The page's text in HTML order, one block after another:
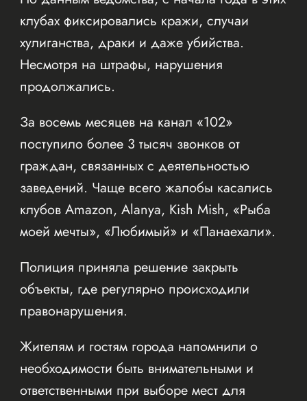
клубах фиксировались кражи, случаи
хулиганства, драки и даже убийства.
Несмотря на штрафы, нарушения
продолжались.
За восемь месяцев на канал «102»
поступило более 3 тысяч звонков от
граждан, связанных с деятельностью
заведений. Чаще всего жалобы касались
клубов Amazon, Alanya, Kish Mish, «Рыба
моей мечты», «Любимый» и «Панаехали».
Полиция приняла решение закрыть
объекты, где регулярно происходили
правонарушения.
Жителям и гостям города напомнили о
необходимости быть внимательными и
ответственными при выборе мест для